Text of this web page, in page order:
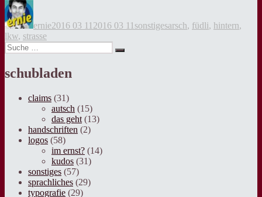
ernie2016 03 11 2016 03 11 sonstigesarsch, füdli, hintern,
lkw, strasse
Suche
nach:
Suche
schubladen
claims (31)
autsch (15)
das geht (13)
handschriften (2)
logos (58)
im ernst? (14)
kudos (31)
sonstiges (57)
sprachliches (29)
typografie (29)